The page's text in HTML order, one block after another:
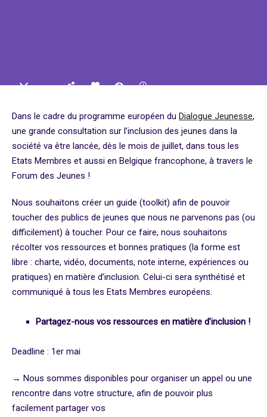
Dans le cadre du programme européen du Dialogue Jeunesse,
une grande consultation sur l’inclusion des jeunes dans la
société va être lancée, dès le mois de juillet, dans tous les
Etats Membres et aussi en Belgique francophone, à travers le
Forum des Jeunes !
Nous souhaitons créer un guide (toolkit) afin de pouvoir
toucher des publics de jeunes que nous ne parvenons pas (ou
difficilement) à toucher. Pour ce faire, nous souhaitons
récolter vos ressources et bonnes pratiques (la forme est
libre : charte, vidéo, documents, note interne, expériences ou
pratiques) en matière d’inclusion. Celui-ci sera synthétisé et
communiqué à tous les Etats Membres européens.
Partagez-nous vos ressources en matière d’inclusion !
Deadline : 1er mai
→ Nous sommes disponibles pour organiser un appel ou une
rencontre dans votre structure, afin de pouvoir plus
facilement partager vos